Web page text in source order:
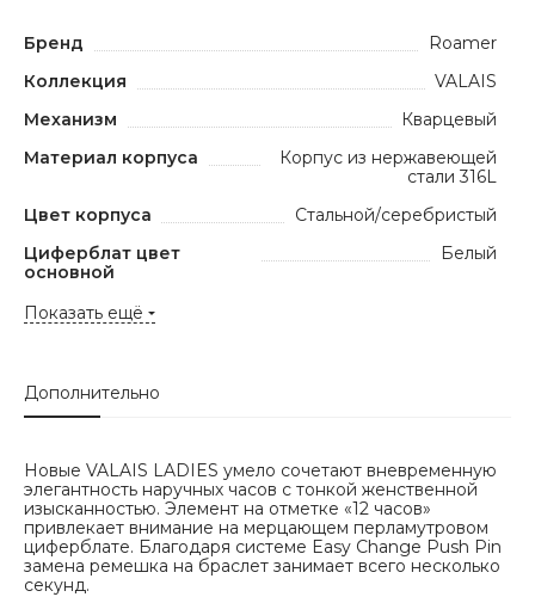
Бренд
Roamer
Коллекция
VALAIS
Механизм
Кварцевый
Материал корпуса
Корпус из нержавеющей
стали 316L
Цвет корпуса
Стальной/серебристый
Циферблат цвет
основной
Белый
Показать ещё
Дополнительно
Новые VALAIS LADIES умело сочетают вневременную
элегантность наручных часов с тонкой женственной
изысканностью. Элемент на отметке «12 часов»
привлекает внимание на мерцающем перламутровом
циферблате. Благодаря системе Easy Change Push Pin
замена ремешка на браслет занимает всего несколько
секунд.